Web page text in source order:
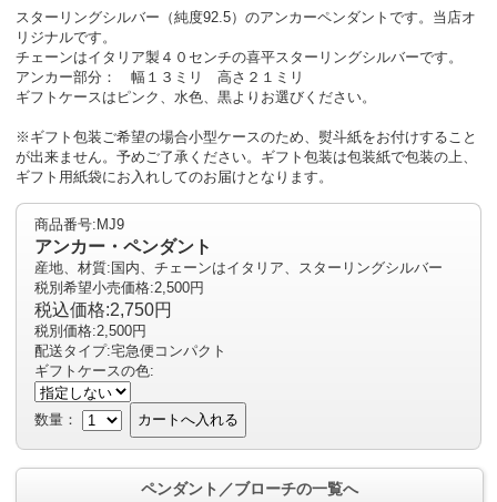
スターリングシルバー（純度92.5）のアンカーペンダントです。当店オ
リジナルです。
チェーンはイタリア製４０センチの喜平スターリングシルバーです。
アンカー部分： 幅１３ミリ 高さ２１ミリ
ギフトケースはピンク、水色、黒よりお選びください。
※ギフト包装ご希望の場合小型ケースのため、熨斗紙をお付けすること
が出来ません。予めご了承ください。ギフト包装は包装紙で包装の上、
ギフト用紙袋にお入れしてのお届けとなります。
商品番号:MJ9
アンカー・ペンダント
産地、材質:国内、チェーンはイタリア、スターリングシルバー
税別希望小売価格:2,500円
税込価格:2,750円
税別価格:2,500円
配送タイプ:宅急便コンパクト
ギフトケースの色:
数量： カートへ入れる
ペンダント／ブローチの一覧へ